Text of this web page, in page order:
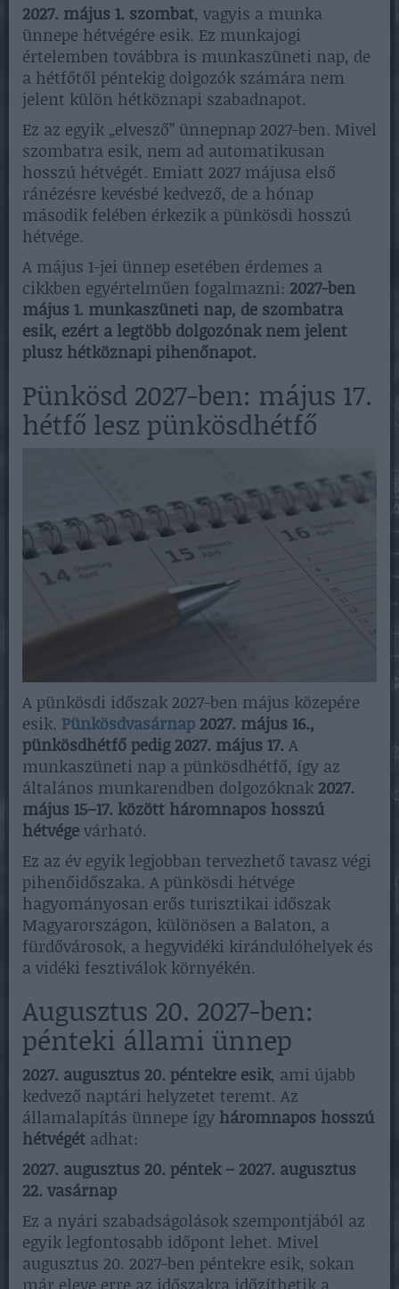
2027. május 1. szombat, vagyis a munka
ünnepe hétvégére esik. Ez munkajogi
értelemben továbbra is munkaszüneti nap, de
a hétfőtől péntekig dolgozók számára nem
jelent külön hétköznapi szabadnapot.
Ez az egyik „elvesző” ünnepnap 2027-ben. Mivel
szombatra esik, nem ad automatikusan
hosszú hétvégét. Emiatt 2027 májusa első
ránézésre kevésbé kedvező, de a hónap
második felében érkezik a pünkösdi hosszú
hétvége.
A május 1-jei ünnep esetében érdemes a
cikkben egyértelműen fogalmazni: 2027-ben
május 1. munkaszüneti nap, de szombatra
esik, ezért a legtöbb dolgozónak nem jelent
plusz hétköznapi pihenőnapot.
Pünkösd 2027-ben: május 17.
hétfő lesz pünkösdhétfő
A pünkösdi időszak 2027-ben május közepére
esik. Pünkösdvasárnap 2027. május 16.,
pünkösdhétfő pedig 2027. május 17. A
munkaszüneti nap a pünkösdhétfő, így az
általános munkarendben dolgozóknak 2027.
május 15–17. között háromnapos hosszú
hétvégevárható.
Ez az év egyik legjobban tervezhető tavasz végi
pihenőidőszaka. A pünkösdi hétvége
hagyományosan erős turisztikai időszak
Magyarországon, különösen a Balaton, a
fürdővárosok, a hegyvidéki kirándulóhelyek és
a vidéki fesztiválok környékén.
Augusztus 20. 2027-ben:
pénteki állami ünnep
2027. augusztus 20. péntekre esik, ami újabb
kedvező naptári helyzetet teremt. Az
államalapítás ünnepe így háromnapos hosszú
hétvégét adhat:
2027. augusztus 20. péntek – 2027. augusztus
22. vasárnap
Ez a nyári szabadságolások szempontjából az
egyik legfontosabb időpont lehet. Mivel
augusztus 20. 2027-ben péntekre esik, sokan